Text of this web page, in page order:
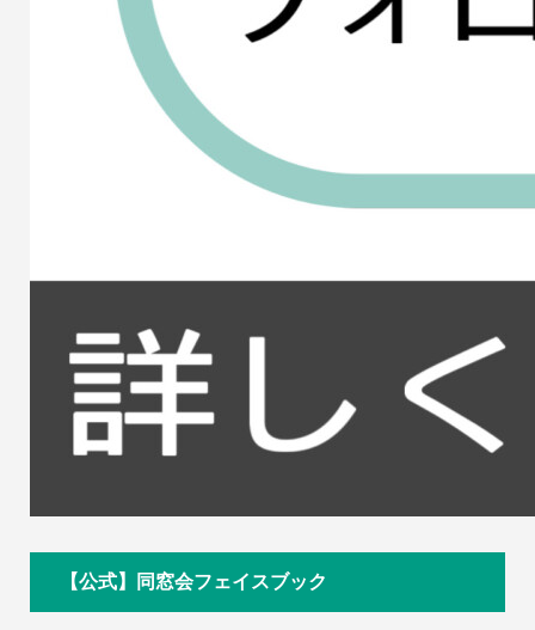
【公式】同窓会フェイスブック